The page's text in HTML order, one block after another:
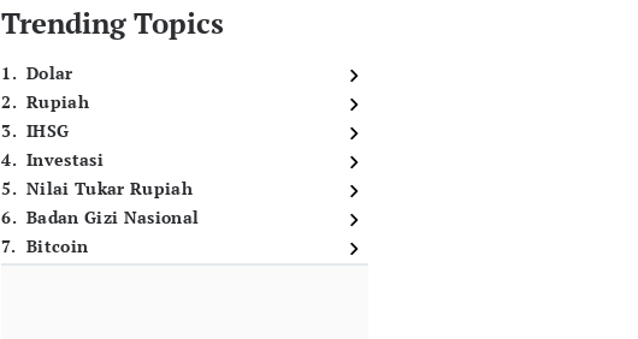
Trending Topics
1. Dolar
2. Rupiah
3. IHSG
4. Investasi
5. Nilai Tukar Rupiah
6. Badan Gizi Nasional
7. Bitcoin